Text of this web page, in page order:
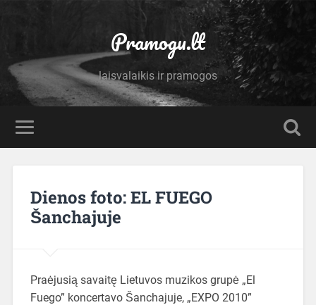
Pramogu.lt
laisvalaikis ir pramogos
Dienos foto: EL FUEGO
Šanchajuje
Praėjusią savaitę Lietuvos muzikos grupė „El
Fuego” koncertavo Šanchajuje, „EXPO 2010”